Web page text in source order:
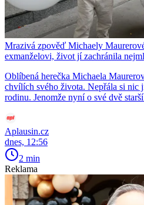
Mrazivá zpověď Michaely
exmanželovi, život jí zachránila
Oblíbená herečka Michaela
chvílích svého života. Nepřála si
rodinu. Jenomže nyní o své dvě
Aplausin.cz
dnes, 12:56
2 min
Reklama